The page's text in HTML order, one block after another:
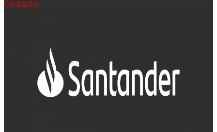
Contacto